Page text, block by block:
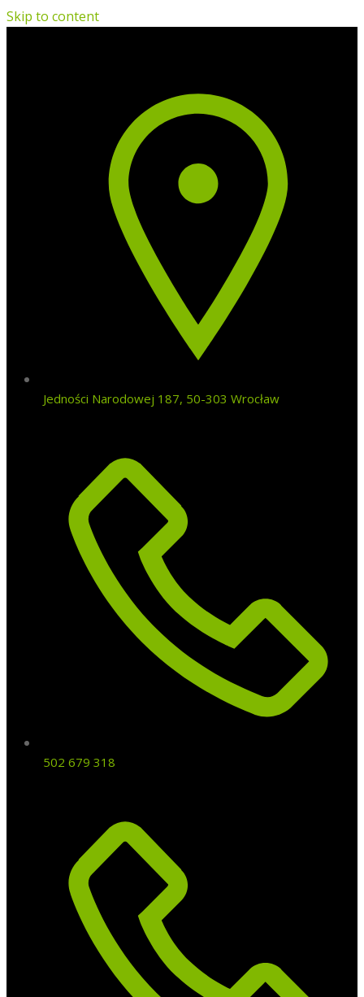
Skip to content
Jedności Narodowej 187, 50-303 Wrocław
502 679 318